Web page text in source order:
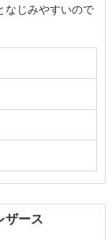
なじみやすいので
ザース